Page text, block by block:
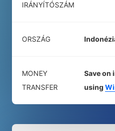
IRÁNYÍTÓSZÁM
ORSZÁG
MONEY
TRANSFER
Save on
using